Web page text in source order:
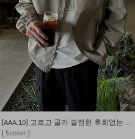
[AAA.10] 고르고 골라 결정한 후회없는 선택 투웨이 후드 윈드브레이커
[ 5color ]